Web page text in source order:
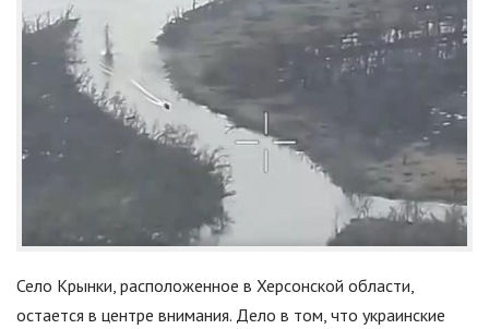
Село Крынки, расположенное в Херсонской области,
остается в центре внимания. Дело в том, что украинские